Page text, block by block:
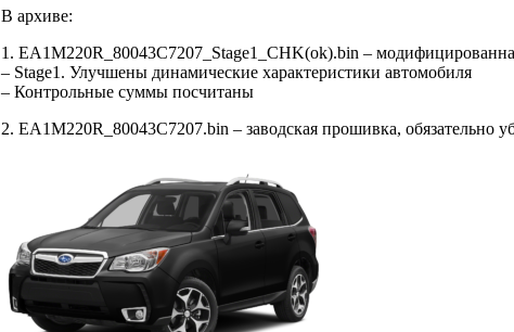
В архиве:
1. EA1M220R_80043C7207_Stage1_CHK(ok).bin –
– Stage1. Улучшены динамические характеристики автомобиля
– Контрольные суммы посчитаны
2. EA1M220R_80043C7207.bin – заводская прошивка, обязательно